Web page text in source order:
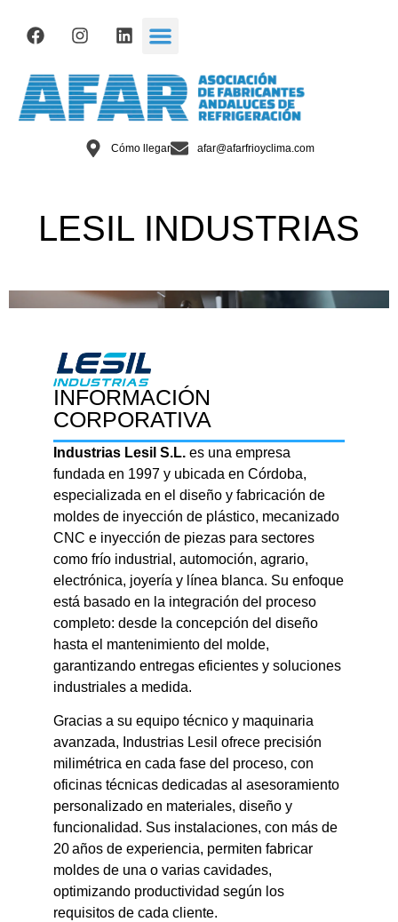
Cómo llegar afar@afarfrioyclima.com
LESIL INDUSTRIAS
INFORMACIÓN
CORPORATIVA
Industrias Lesil S.L. es una empresa
fundada en 1997 y ubicada en Córdoba,
especializada en el diseño y fabricación de
moldes de inyección de plástico, mecanizado
CNC e inyección de piezas para sectores
como frío industrial, automoción, agrario,
electrónica, joyería y línea blanca. Su enfoque
está basado en la integración del proceso
completo: desde la concepción del diseño
hasta el mantenimiento del molde,
garantizando entregas eficientes y soluciones
industriales a medida.
Gracias a su equipo técnico y maquinaria
avanzada, Industrias Lesil ofrece precisión
milimétrica en cada fase del proceso, con
oficinas técnicas dedicadas al asesoramiento
personalizado en materiales, diseño y
funcionalidad. Sus instalaciones, con más de
20 años de experiencia, permiten fabricar
moldes de una o varias cavidades,
optimizando productividad según los
requisitos de cada cliente.